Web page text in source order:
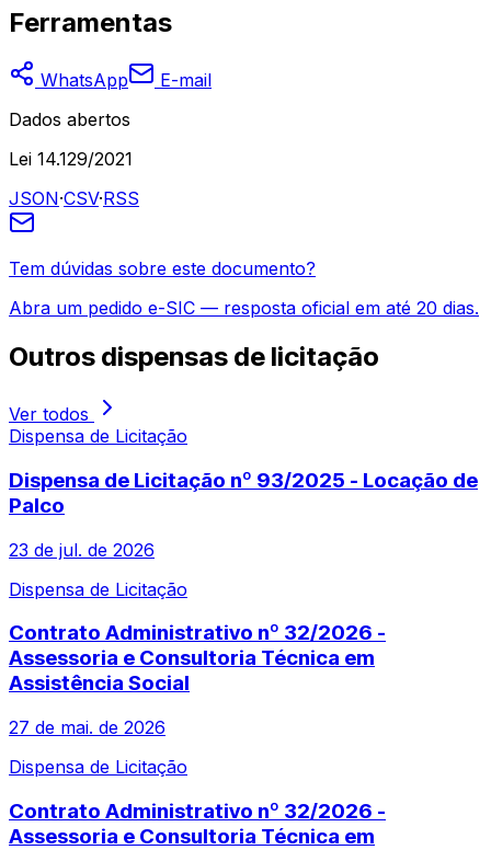
Ferramentas
WhatsApp
E-mail
Dados abertos
Lei 14.129/2021
JSON·CSV·RSS
Tem dúvidas sobre este documento?
Abra um pedido e-SIC — resposta oficial em até 20 dias.
Outros dispensas de licitação
Ver todos
Dispensa de Licitação
Dispensa de Licitação nº 93/2025 - Locação de
Palco
23 de jul. de 2026
Dispensa de Licitação
Contrato Administrativo nº 32/2026 -
Assessoria e Consultoria Técnica em
Assistência Social
27 de mai. de 2026
Dispensa de Licitação
Contrato Administrativo nº 32/2026 -
Assessoria e Consultoria Técnica em